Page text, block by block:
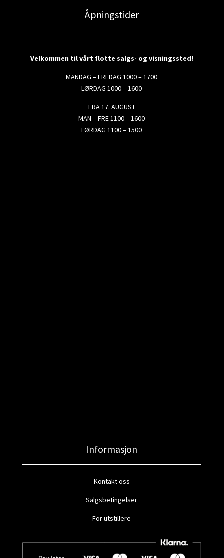
Åpningstider
Velkommen til vårt flotte salgs- og visningssted!
MANDAG – FREDAG 1000 – 1700
LØRDAG 1000 – 1600
FRA 17. AUGUST
MAN – FRE 1100 – 1600
LØRDAG 1100 – 1500
Informasjon
Kontakt oss
Salgsbetingelser
For utstillere